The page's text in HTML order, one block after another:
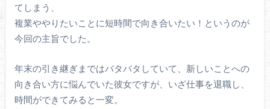
てしまう、
複業ややりたいことに短時間で向き合いたい！というのが
今回の主旨でした。
年末の引き継ぎまではバタバタしていて、新しいことへの
向き合い方に悩んでいた彼女ですが、いざ仕事を退職し、
時間ができてみると一変。